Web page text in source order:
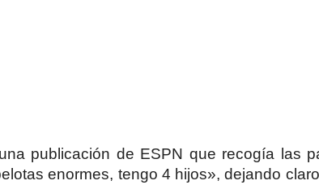
publicación de ESPN que recogía las
enormes, tengo 4 hijos», dejando